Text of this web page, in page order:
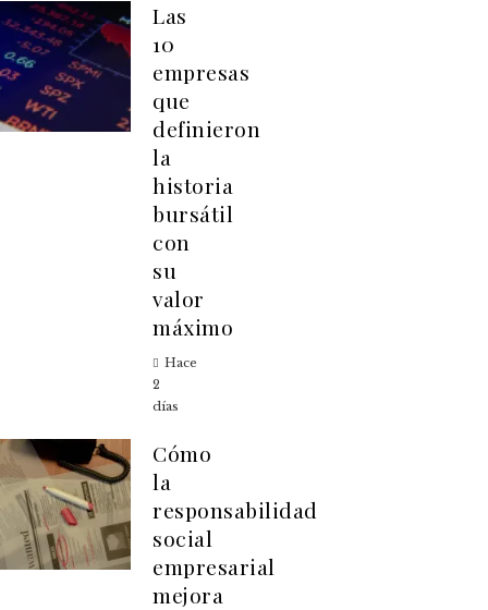
Las
10
empresas
que
definieron
la
historia
bursátil
con
su
valor
máximo
Hace
2
días
Cómo
la
responsabilidad
social
empresarial
mejora